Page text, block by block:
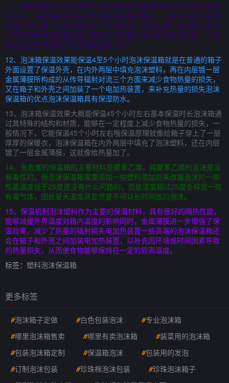
11、耐低温性能EPS泡沫塑料具有良好的耐低温性能这意味着在寒冷
的冬天，泡沫箱能够保持其内部的温度相对稳定，不会因外界低温而
迅速下降应用广泛泡沫箱在多个领域都有广泛的应用，包括海产品冷
冻蔬菜保鲜保温箱等这些应用都充分利用了泡沫箱的保温性能，以确
保物品在低温环境下的保存质量综上所。
12、泡沫箱保温效果能保温4至5个小时泡沫保温箱就是在普通的箱子
外面设置了保温外壳，在内外两层中填充泡沫塑料，再在内层镀一层
金属薄膜所构成的从传导辐射对流三个方面来减少食物热量的损失，
又在箱子和外壳之间加装了一个电加热装置，来补充热量的损失泡沫
保温箱的优点泡沫保温箱具有保湿防水。
13、泡沫箱保温效果大概能保温45个小时左右基本保温时长泡沫箱通
过其特殊的结构和材质，能够在一定程度上减少食物热量的损失，一
般情况下，它能保温45个小时左右哦保温原理就像给箱子穿上了一层
厚厚的保暖衣，泡沫保温箱在内外两层中填充了泡沫塑料，还在内层
镀了一层金属薄膜，这就像给热量加了。
14、有危害的保温箱的主要材料是聚苯乙烯，纯聚苯乙烯的泡沫是没
有毒性的，但泡沫保温箱需要添加一些塑料添加剂来改善泡沫的一些
性能温度低于25度是没有什么问题的，但是温度超过25度会释放一些
有毒气体，因此夏天温度高显然是不可以长时间放的泡沫。
15、保温机制泡沫塑料作为主要的保温材料，具有很好的隔热性能，
能够减缓外界温度对箱内温度的影响同时，金属薄膜进一步增强了保
温效果，减少了热量的辐射损失电加热装置一些高端的泡沫保温箱还
会在箱子和外壳之间加装电加热装置，以补充因环境或时间因素导致
的热量损失，从而使食物能够保持在一定的较高温度。
标签： 塑料泡沫保温箱
更多标签
#泡沫箱子定做 #白色包装泡沫 #专业泡沫箱
#哪里泡沫箱售卖 #哪里有卖泡沫箱 #装菜用的泡沫箱
#包装泡沫箱定制 #保温箱泡沫 #包装用的发泡
#订制泡沫包装 #珍珠棉泡沫包装 #珍珠泡沫箱子